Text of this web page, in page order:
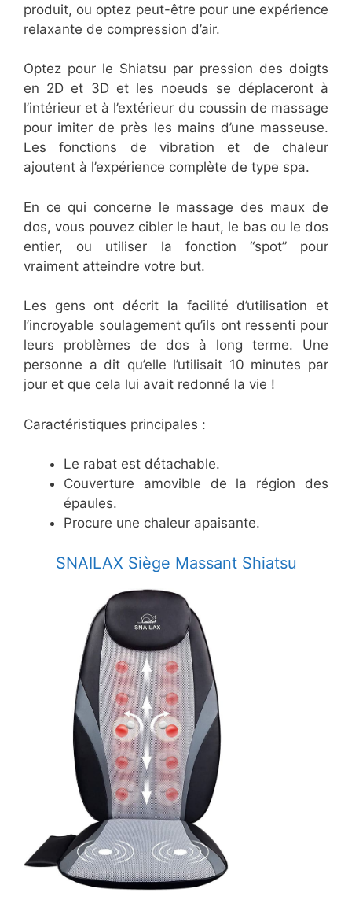
produit, ou optez peut-être pour une expérience
relaxante de compression d’air.
Optez pour le Shiatsu par pression des doigts
en 2D et 3D et les noeuds se déplaceront à
l’intérieur et à l’extérieur du coussin de massage
pour imiter de près les mains d’une masseuse.
Les fonctions de vibration et de chaleur
ajoutent à l’expérience complète de type spa.
En ce qui concerne le massage des maux de
dos, vous pouvez cibler le haut, le bas ou le dos
entier, ou utiliser la fonction “spot” pour
vraiment atteindre votre but.
Les gens ont décrit la facilité d’utilisation et
l’incroyable soulagement qu’ils ont ressenti pour
leurs problèmes de dos à long terme. Une
personne a dit qu’elle l’utilisait 10 minutes par
jour et que cela lui avait redonné la vie !
Caractéristiques principales :
Le rabat est détachable.
Couverture amovible de la région des
épaules.
Procure une chaleur apaisante.
​SNAILAX Siège Massant Shiatsu